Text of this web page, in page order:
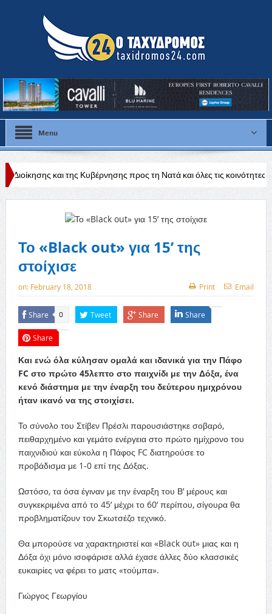
Menu
Κυβέρνησης προς τη Νατά και όλες τις κοινότητες της Πάφου»
Το «Black out» για 15’ της
στοίχισε
on: February 18, 2018 Print Email
Share 0 Tweet Share Share
Share
Και ενώ όλα κύλησαν ομαλά και ιδανικά για την Πάφο
FC στο πρώτο 45λεπτο στο παιχνίδι με την Δόξα, ένα
κενό διάστημα με την έναρξη του δεύτερου ημιχρόνου
ήταν ικανό να της στοιχίσει.
Το σύνολο του Στίβεν Πρέσλι παρουσιάστηκε σοβαρό,
πειθαρχημένο και γεμάτο ενέργεια στο πρώτο ημίχρονο του
παιχνιδιού και εύκολα η Πάφος FC διατηρούσε το
προβάδισμα με 1-0 επί της Δόξας.
Ωστόσο, τα όσα έγιναν με την έναρξη του Β’ μέρους και
συγκεκριμένα από το 45’ μέχρι το 60’ περίπου, σίγουρα θα
προβληματίζουν τον Σκωτσέζο τεχνικό.
Θα μπορούσε να χαρακτηριστεί και «Black out» μιας και η
Δόξα όχι μόνο ισοφάρισε αλλά έχασε άλλες δύο κλασσικές
ευκαιρίες να φέρει το ματς «τούμπα».
Γιώργος Γεωργίου